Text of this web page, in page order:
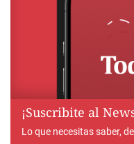
¡Suscribite al
Lo que necesitas saber,